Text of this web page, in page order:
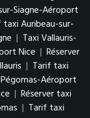
Siagne-Aéroport
taxi Auribeau-sur-
| Taxi Vallauris-
Nice | Réserver
| Tarif taxi
Aéroport
| Réserver taxi
| Tarif taxi